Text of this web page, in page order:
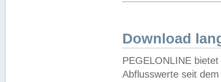
Download
PEGELONLINE
Abflusswerte seit